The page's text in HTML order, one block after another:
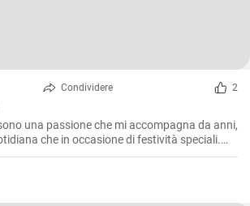
Condividere 2
una passione che mi accompagna da anni,
che in occasione di festività speciali.
condividere con voi è l'espressione di
in cucina, alla ricerca della consistenza e del
aver provato diverse varianti, ho deciso di
che combina l'esclusiva morbidezza interna e